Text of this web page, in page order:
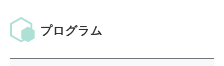
プログラム